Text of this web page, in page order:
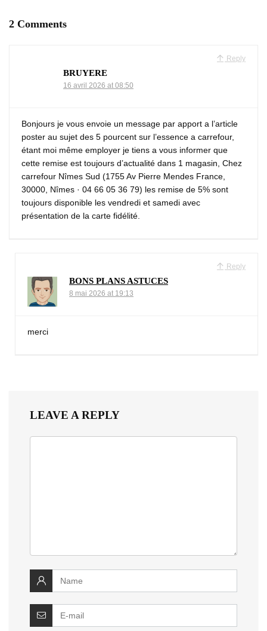
2 Comments
Reply
BRUYERE
16 avril 2026 at 08:50
Bonjours je vous envoie un message par apport a l’article
poster au sujet des 5 pourcent sur l’essence a carrefour,
étant moi même employer je tiens a vous informer que
cette remise est toujours d’actualité dans 1 magasin, Chez
carrefour Nîmes Sud (1755 Av Pierre Mendes France,
30000, Nîmes · 04 66 05 36 79) les remise de 5% sont
toujours disponible les vendredi et samedi avec
présentation de la carte fidélité.
Reply
BONS PLANS ASTUCES
8 mai 2026 at 19:13
merci
LEAVE A REPLY